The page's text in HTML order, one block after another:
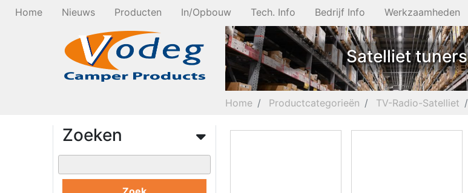
Home Nieuws Producten In/Opbouw Tech. Info Bedrijf Info Werkzaamheden
Satelliet tuners
Home Productcategorieën TV-Radio-Satelliet
Zoeken